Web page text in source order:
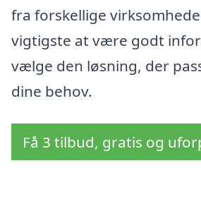
fra forskellige
vigtigste at være godt
vælge den løsning, der
dine behov.
Få 3 tilbud, gratis og